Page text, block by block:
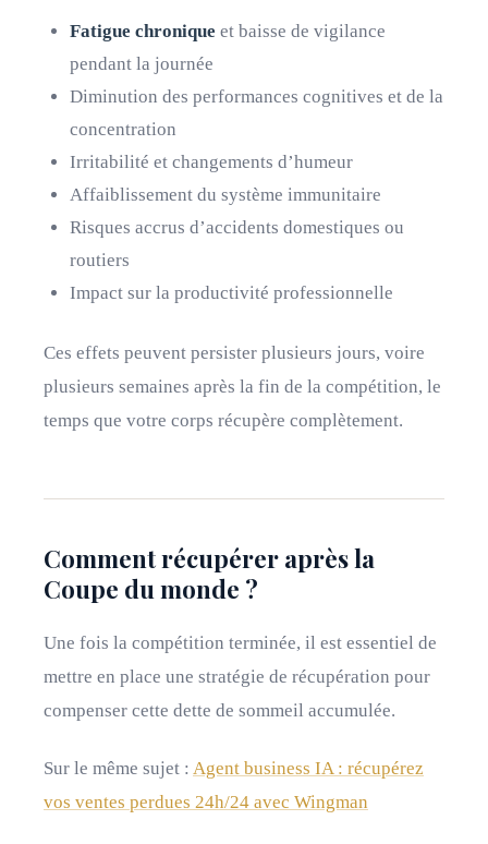
Fatigue chronique et baisse de vigilance
pendant la journée
Diminution des performances cognitives et de la
concentration
Irritabilité et changements d’humeur
Affaiblissement du système immunitaire
Risques accrus d’accidents domestiques ou
routiers
Impact sur la productivité professionnelle
Ces effets peuvent persister plusieurs jours, voire
plusieurs semaines après la fin de la compétition, le
temps que votre corps récupère complètement.
Comment récupérer après la
Coupe du monde ?
Une fois la compétition terminée, il est essentiel de
mettre en place une stratégie de récupération pour
compenser cette dette de sommeil accumulée.
Sur le même sujet : Agent business IA : récupérez
vos ventes perdues 24h/24 avec Wingman